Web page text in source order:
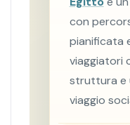
con
pianificata
viaggiatori
struttura e
viaggio